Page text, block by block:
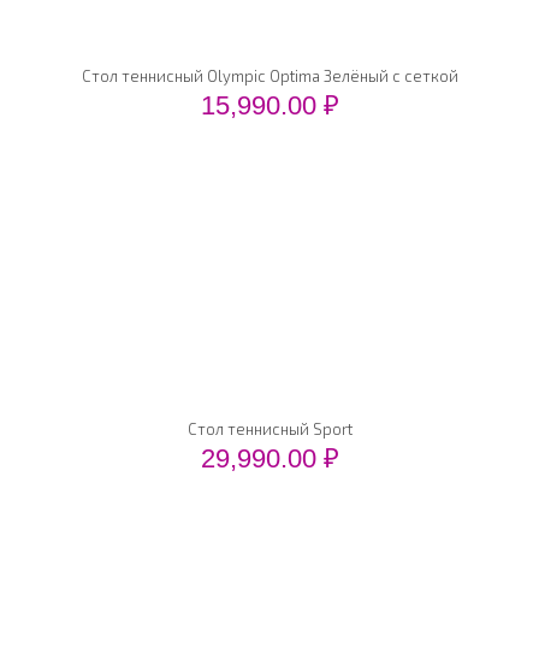
Стол теннисный Olympic Optima Зелёный с сеткой
15,990.00 ₽
Стол теннисный Sport
29,990.00 ₽